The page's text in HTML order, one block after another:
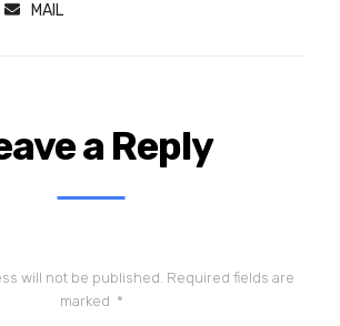
MAIL
a Reply
will not be published. Required fields are
marked *